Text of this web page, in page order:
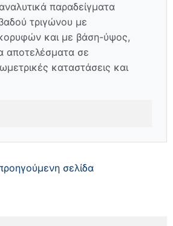
παραδείγματα
τριγώνου με
και με βάση-ύψος,
αποτελέσματα σε
καταστάσεις και
σελίδα